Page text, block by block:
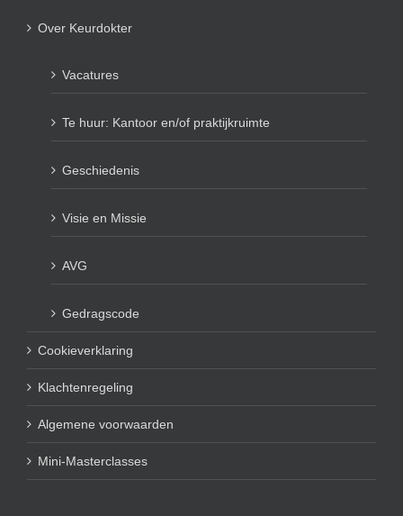
Over Keurdokter
Vacatures
Te huur: Kantoor en/of praktijkruimte
Geschiedenis
Visie en Missie
AVG
Gedragscode
Cookieverklaring
Klachtenregeling
Algemene voorwaarden
Mini-Masterclasses